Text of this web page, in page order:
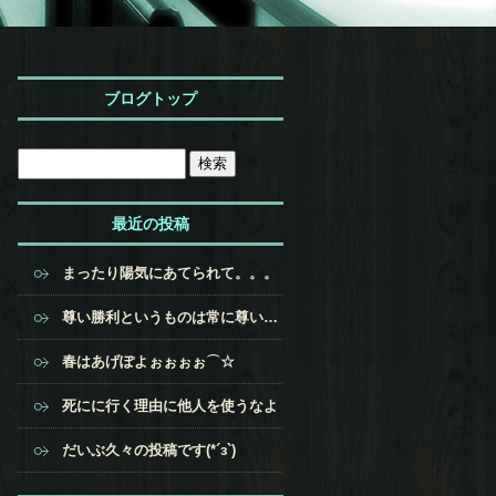
ブログトップ
最近の投稿
まったり陽気にあてられて。。。
尊い勝利というものは常に尊い犠牲の上にある
春はあげぽよぉぉぉぉ⌒☆
死にに行く理由に他人を使うなよ
だいぶ久々の投稿です(*´з`)